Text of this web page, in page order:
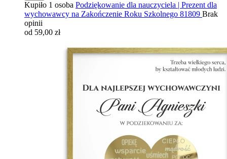
Kupiło 1 osoba Podziękowanie dla nauczyciela | Prezent dla
wychowawcy na Zakończenie Roku Szkolnego 81809 Brak
opinii
od 59,00 zł